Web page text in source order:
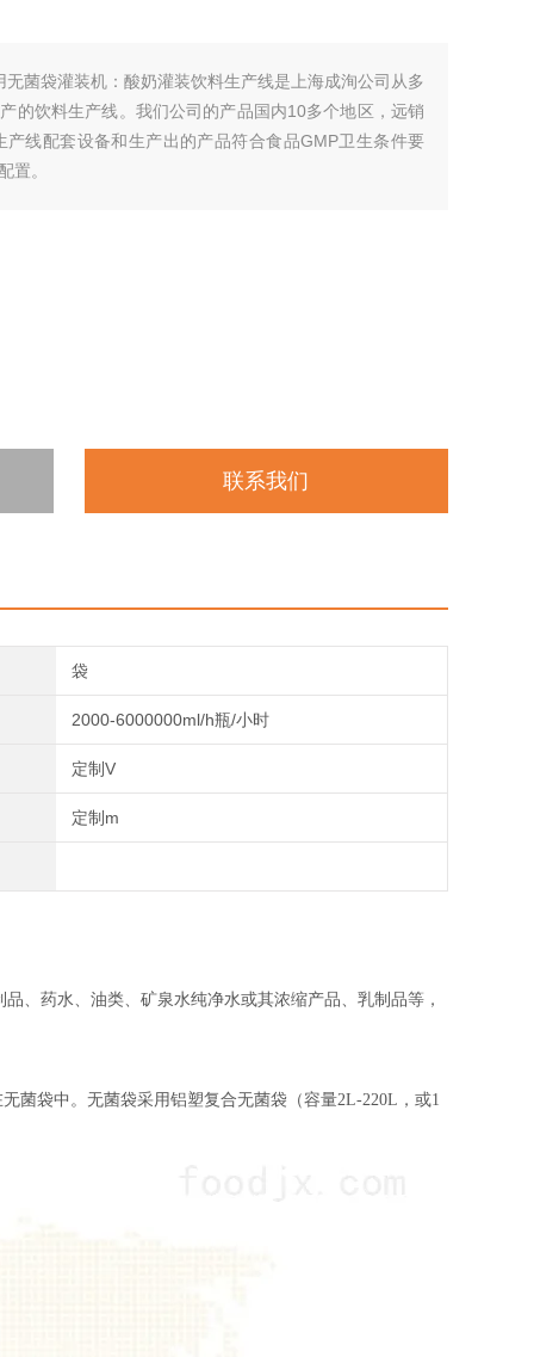
菌袋灌装机：酸奶灌装饮料生产线是上海成洵公司从多
的饮料生产线。我们公司的产品国内10多个地区，远销
线配套设备和生产出的产品符合食品GMP卫生条件要
置。
联系我们
袋
2000-6000000ml/h瓶/小时
定制V
定制m
、药水、油类、矿泉水纯净水或其浓缩产品、乳制品等，
袋中。无菌袋采用铝塑复合无菌袋（容量2L-220L，或1